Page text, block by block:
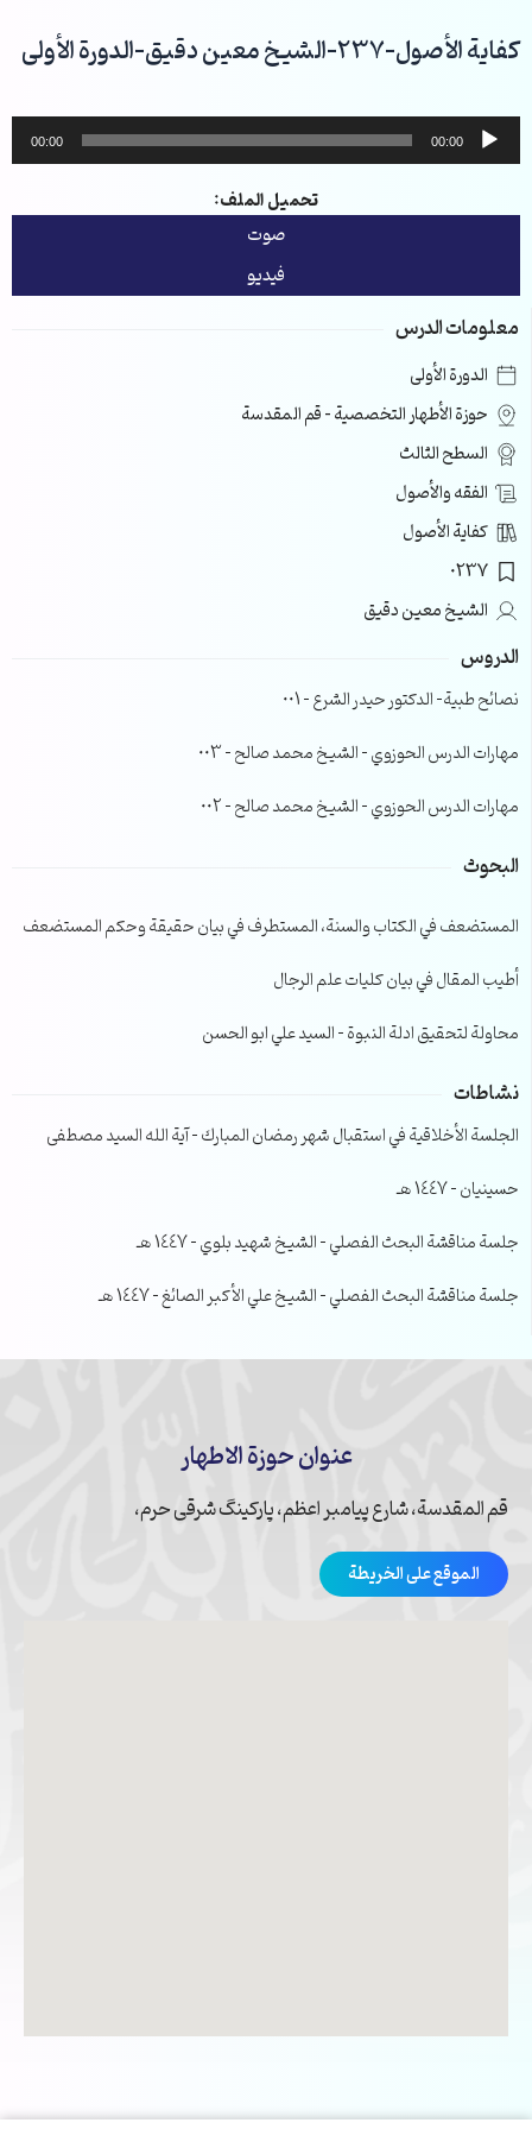
إلى
المحتوى
كفاية الأصول-237-الشيخ معين دقيق-الدورة الأولى
مشغل
الصوت
00:00
00:00
تحميل الملف:
صوت
فيديو
معلومات الدرس
الدورة الأولى
حوزة الأطهار التخصصية – قم المقدسة
السطح الثالث
الفقه والأصول
كفاية الأصول
0237
الشيخ معين دقيق
الدروس
نصائح طبية- الدكتور حيدر الشرع – 001
مهارات الدرس الحوزوي – الشيخ محمد صالح – 003
مهارات الدرس الحوزوي – الشيخ محمد صالح – 002
البحوث
المستضعف في الكتاب والسنة، المستطرف في بيان حقيقة وحكم المستضعف
أطيب المقال في بيان كليات علم الرجال
محاولة لتحقيق ادلة النبوة – السيد علي ابو الحسن
نشاطات
الجلسة الأخلاقية في استقبال شهر رمضان المبارك – آية الله السيد مصطفى
حسينيان – 1447 هـ
جلسة مناقشة البحث الفصلي – الشيخ شهيد بلوي – 1447 هـ
جلسة مناقشة البحث الفصلي – الشيخ علي الأكبر الصائغ – 1447 هـ
عنوان حوزة الاطهار
قم المقدسة، شارع پیامبر اعظم، پارکینگ شرقی حرم،
الموقع على الخريطة